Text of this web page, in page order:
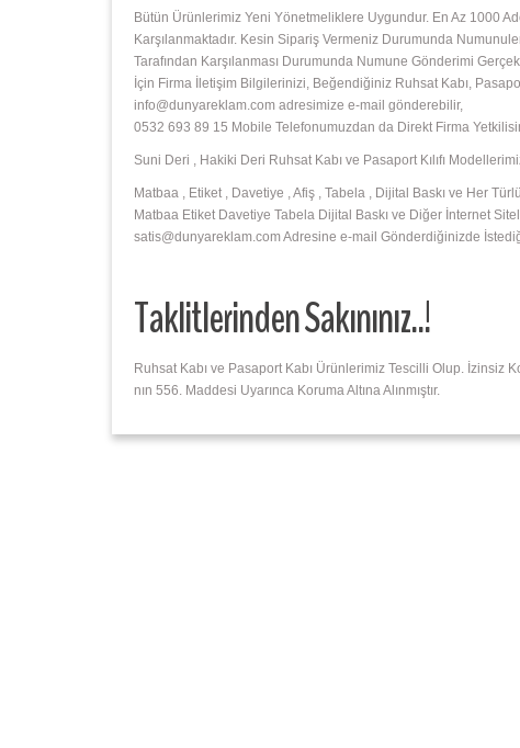
Bütün Ürünlerimiz Yeni Yönetmeliklere Uygundur. En Az 1000
Karşılanmaktadır. Kesin Sipariş Vermeniz Durumunda
Tarafından Karşılanması Durumunda Numune Gönderimi
İçin Firma İletişim Bilgilerinizi, Beğendiğiniz Ruhsat Kabı,
info@dunyareklam.com adresimize e-mail gönderebilir,
0532 693 89 15 Mobile Telefonumuzdan da Direkt Firma
Suni Deri , Hakiki Deri Ruhsat Kabı ve Pasaport Kılıfı
Matbaa , Etiket , Davetiye , Afiş , Tabela , Dijital Baskı ve Her
Matbaa Etiket Davetiye Tabela Dijital Baskı ve Diğer İnternet
satis@dunyareklam.com Adresine e-mail Gönderdiğinizde
Taklitlerinden Sakınınız..!
Ruhsat Kabı ve Pasaport Kabı Ürünlerimiz Tescilli Olup. İzinsiz
nın 556. Maddesi Uyarınca Koruma Altına Alınmıştır.